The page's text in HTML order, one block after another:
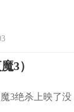
3）
3绝杀上映了